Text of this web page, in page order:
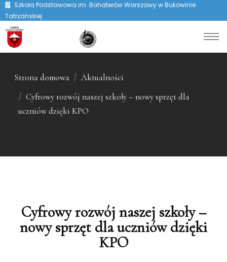
Szkoła Podstawowa im. Bohaterów Warszawy w Bukowinie
Tatrzańskiej
Strona domowa
Aktualności
Cyfrowy rozwój naszej szkoły – nowy sprzęt dla
uczniów dzięki KPO
Cyfrowy rozwój naszej szkoły –
nowy sprzęt dla uczniów dzięki
KPO